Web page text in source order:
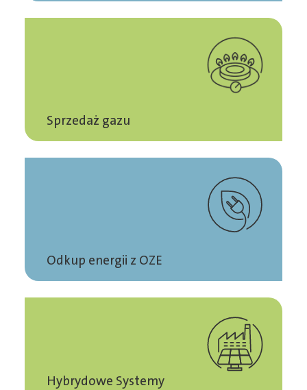
Sprzedaż gazu
Odkup energii z OZE
Hybrydowe Systemy